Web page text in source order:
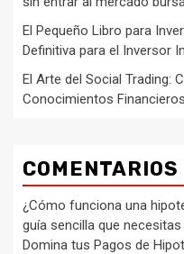
El Pequeño Libro para
Definitiva para el Inversor
El Arte del Social Trading:
Conocimientos
¿Cómo funciona una
guía sencilla que
Domina tus Pagos de